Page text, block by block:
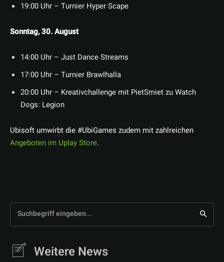
19:00 Uhr – Turnier Hyper Scape
Sonntag, 30. August
14:00 Uhr – Just Dance Streams
17:00 Uhr – Turnier Brawlhalla
20:00 Uhr – Kreativchallenge mit PietSmiet zu Watch
Dogs: Legion
Ubisoft umwirbt die #UbiGames zudem mit zahlreichen
Angeboten im Uplay Store.
Suchbegriff eingeben...
Weitere News